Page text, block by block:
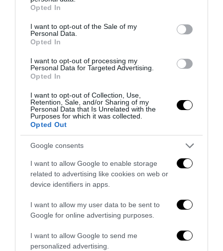
grant or deny consent to Google and its third-party tags to
use your data for below specified purposes in below Google
consent section.
Opted In
I want to opt-out of the Sale of my
Personal Data.
Opted In
I want to opt-out of processing my
Personal Data for Targeted Advertising.
Opted In
I want to opt-out of Collection, Use,
Retention, Sale, and/or Sharing of my
Personal Data that Is Unrelated with the
Purposes for which it was collected.
Opted Out
Google consents
I want to allow Google to enable storage
related to advertising like cookies on web or
device identifiers in apps.
I want to allow my user data to be sent to
Google for online advertising purposes.
I want to allow Google to send me
personalized advertising.
15 Luglio 2026